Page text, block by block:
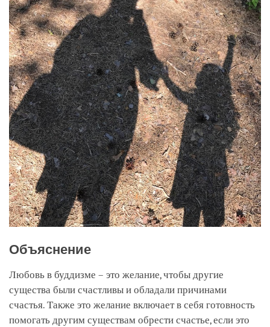
Объяснение
Любовь в буддизме – это желание, чтобы другие
существа были счастливы и обладали причинами
счастья. Также это желание включает в себя готовность
помогать другим существам обрести счастье, если это